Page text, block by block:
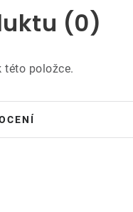
(0)
této položce.